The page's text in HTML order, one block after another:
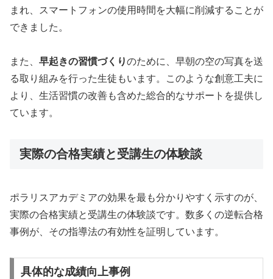
まれ、スマートフォンの使用時間を大幅に削減することが
できました。
また、 早起きの習慣づくりのために、早朝の空の写真を送
る取り組みを行った生徒もいます。このような創意工夫に
より、生活習慣の改善も含めた総合的なサポートを提供し
ています。
実際の合格実績と受講生の体験談
ポラリスアカデミアの効果を最も分かりやすく示すのが、
実際の合格実績と受講生の体験談です。数多くの逆転合格
事例が、その指導法の有効性を証明しています。
具体的な成績向上事例